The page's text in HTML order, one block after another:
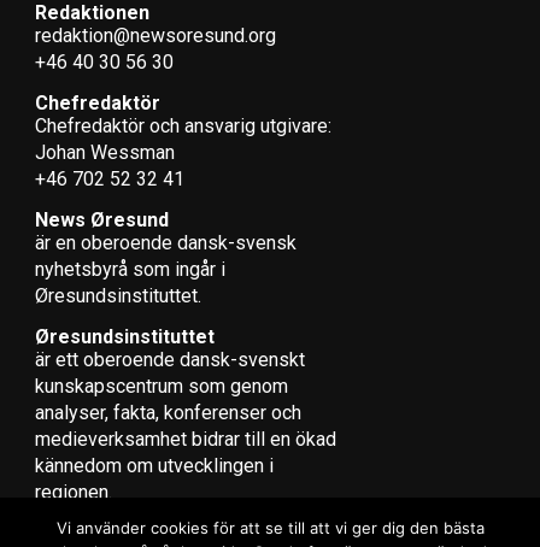
Redaktionen
redaktion@newsoresund.org
+46 40 30 56 30
Chefredaktör
Chefredaktör och ansvarig utgivare:
Johan Wessman
+46 702 52 32 41
News Øresund
är en oberoende dansk-svensk
nyhets­byrå som ingår i
Øresundsinstituttet.
Øresundsinstituttet
är ett oberoende dansk-svenskt
kunskapscentrum som genom
analyser, fakta, konferenser och
medieverksamhet bidrar till en ökad
kännedom om utvecklingen i
regionen.
Vi använder cookies för att se till att vi ger dig den bästa